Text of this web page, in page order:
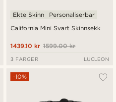
California Mini Svart Skinnsekk
Ekte Skinn Personaliserbar
1599.00 kr
1439.10 kr
3 FARGER LUCLEON
-10%